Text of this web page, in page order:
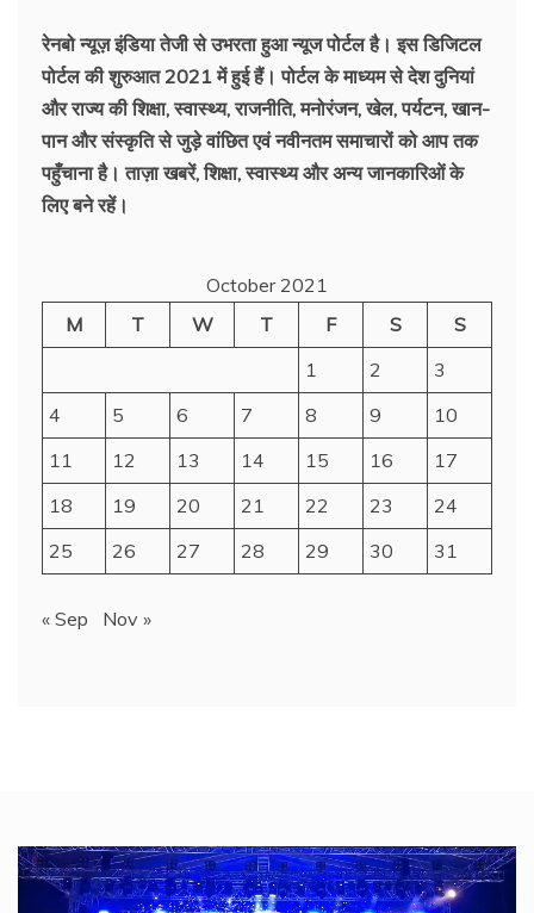
रेनबो न्यूज़ इंडिया तेजी से उभरता हुआ न्‍यूज पोर्टल है। इस डिजिटल
पोर्टल की शुरुआत 2021 में हुई हैं। पोर्टल के माध्यम से देश दुनियां
और राज्य की शिक्षा, स्वास्थ्य, राजनीति, मनोरंजन, खेल, पर्यटन, खान-
पान और संस्कृति से जुड़े वांछित एवं नवीनतम समाचारों को आप तक
पहुँचाना है। ताज़ा खबरें, शिक्षा, स्वास्थ्य और अन्य जानकारिओं के
लिए बने रहें।
October 2021
M
T W T F S
S
1
2
3
4
5 6 7 8 9
10
11
12 13 14 15 16
17
18
19 20 21 22 23
24
25
26 27 28 29 30 31
« Sep Nov »
Video
Player